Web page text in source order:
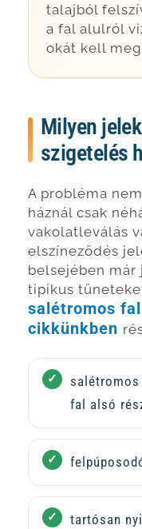
talajból
a fal alulról
okát kell
Milyen
szigetelés
A probléma
háznál csak
vakolatleválás
elszíneződés
belsejében már
tipikus
salétromos
cikkünkben
fal alsó
tartósan